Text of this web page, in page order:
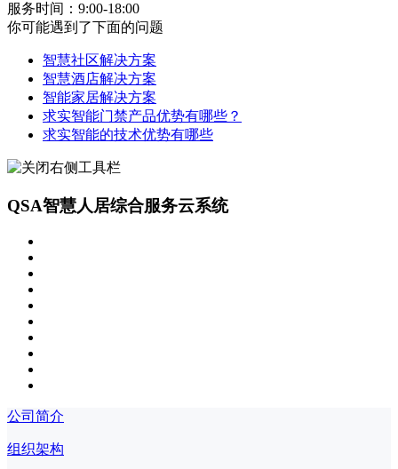
服务时间：9:00-18:00
你可能遇到了下面的问题
智慧社区解决方案
智慧酒店解决方案
智能家居解决方案
求实智能门禁产品优势有哪些？
求实智能的技术优势有哪些
QSA智慧人居综合服务云系统
公司简介
组织架构